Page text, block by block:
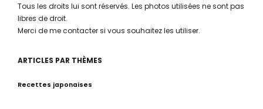
Tous les droits lui sont réservés. Les photos utilisées ne sont pas
libres de droit.
Merci de me contacter si vous souhaitez les utiliser.
ARTICLES PAR THÈMES
Recettes japonaises